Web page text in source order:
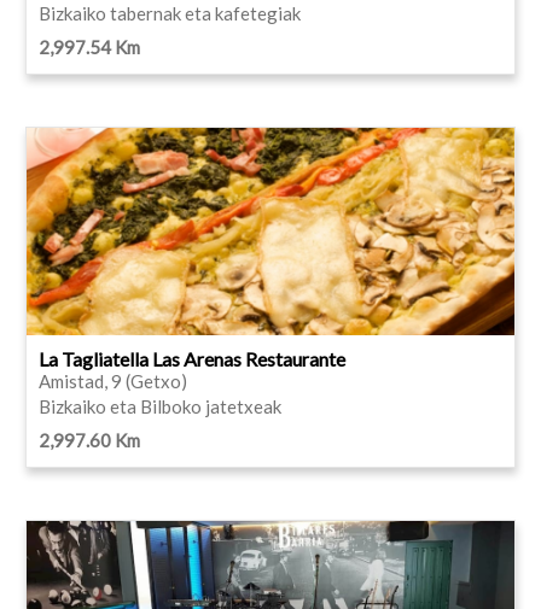
Bizkaiko tabernak eta kafetegiak
2,997.54 Km
La Tagliatella Las Arenas Restaurante
Amistad, 9 (Getxo)
Bizkaiko eta Bilboko jatetxeak
2,997.60 Km